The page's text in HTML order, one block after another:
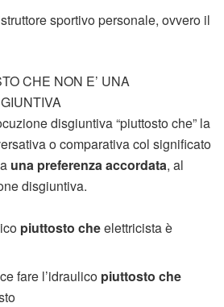
sportivo personale, ovvero il
CHE NON E’ UNA
disgiuntiva “piuttosto che” la
o comparativa col significato
una preferenza accordata, al
disgiuntiva.
piuttosto cheelettricista è
fare l’idraulico piuttosto che